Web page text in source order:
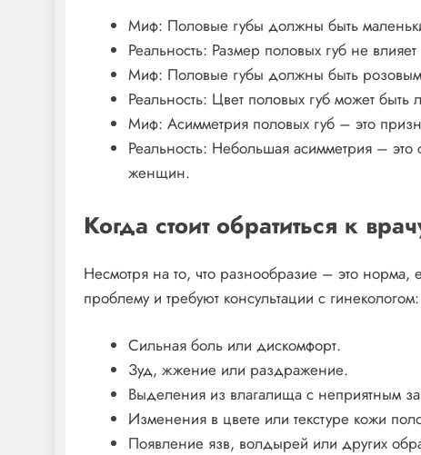
Миф: Половые губы должны быть
Реальность: Размер половых губ не
Миф: Половые губы должны быть
Реальность: Цвет половых губ может
Миф: Асимметрия половых губ – это
Реальность: Небольшая асимметрия –
женщин.
Когда стоит обратиться к
Несмотря на то, что разнообразие – это норма,
проблему и требуют консультации с гинекологом:
Сильная боль или дискомфорт.
Зуд, жжение или раздражение.
Выделения из влагалища с неприятным
Изменения в цвете или текстуре кожи
Появление язв, волдырей или других